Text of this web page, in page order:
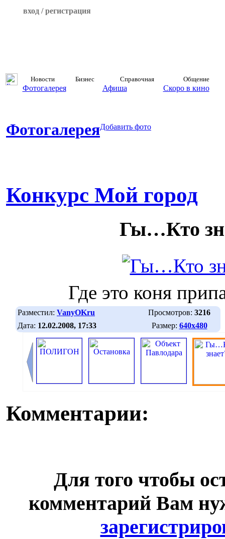
вход / регистрация
Новости Бизнес Справочная Общение
Фотогалерея Афиша Скоро в кино
ФотогалереяДобавить фото
Конкурс Мой город
Гы…Кто
Где это коня
Разместил: VanyOKru Просмотров: 3216
Дата: 12.02.2008, 17:33 Размер: 640х480
Комментарии:
Для того чтобы
комментарий Вам